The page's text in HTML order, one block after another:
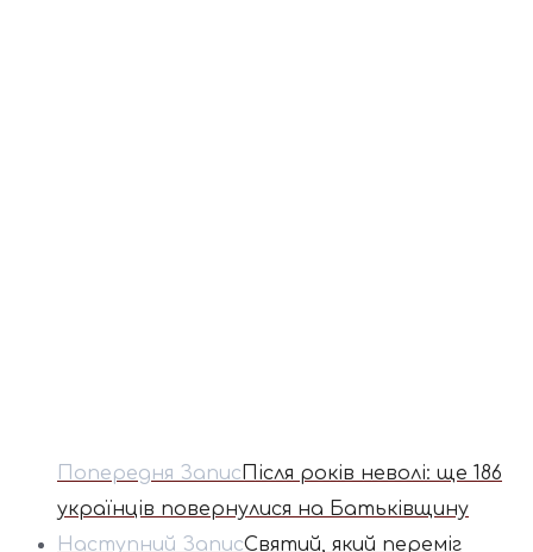
Попередня ЗаписПісля років неволі: ще 186
українців повернулися на Батьківщину
Наступний ЗаписСвятий, який переміг